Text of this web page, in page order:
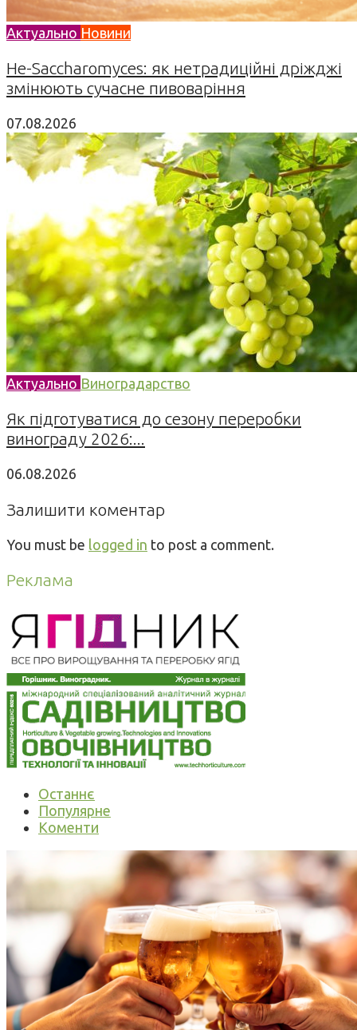
Актуально Новини
Не-Saccharomyces: як нетрадиційні дріжджі
змінюють сучасне пивоваріння
07.08.2026
Актуально Виноградарство
Як підготуватися до сезону переробки
винограду 2026:...
06.08.2026
Залишити коментар
You must be logged in to post a comment.
Реклама
Останнє
Популярне
Коменти